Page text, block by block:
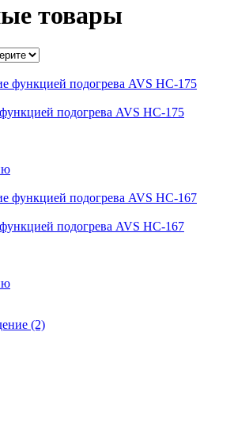
товары
подогрева AVS HC-175
подогрева AVS HC-167
(2)